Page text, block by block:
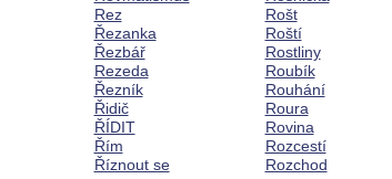
Rez
Řezanka
Řezbář
Rezeda
Řezník
Řidič
ŘÍDIT
Řím
Říznout se
Rošt
Roští
Rostliny
Roubík
Rouhání
Roura
Rovina
Rozcestí
Rozchod